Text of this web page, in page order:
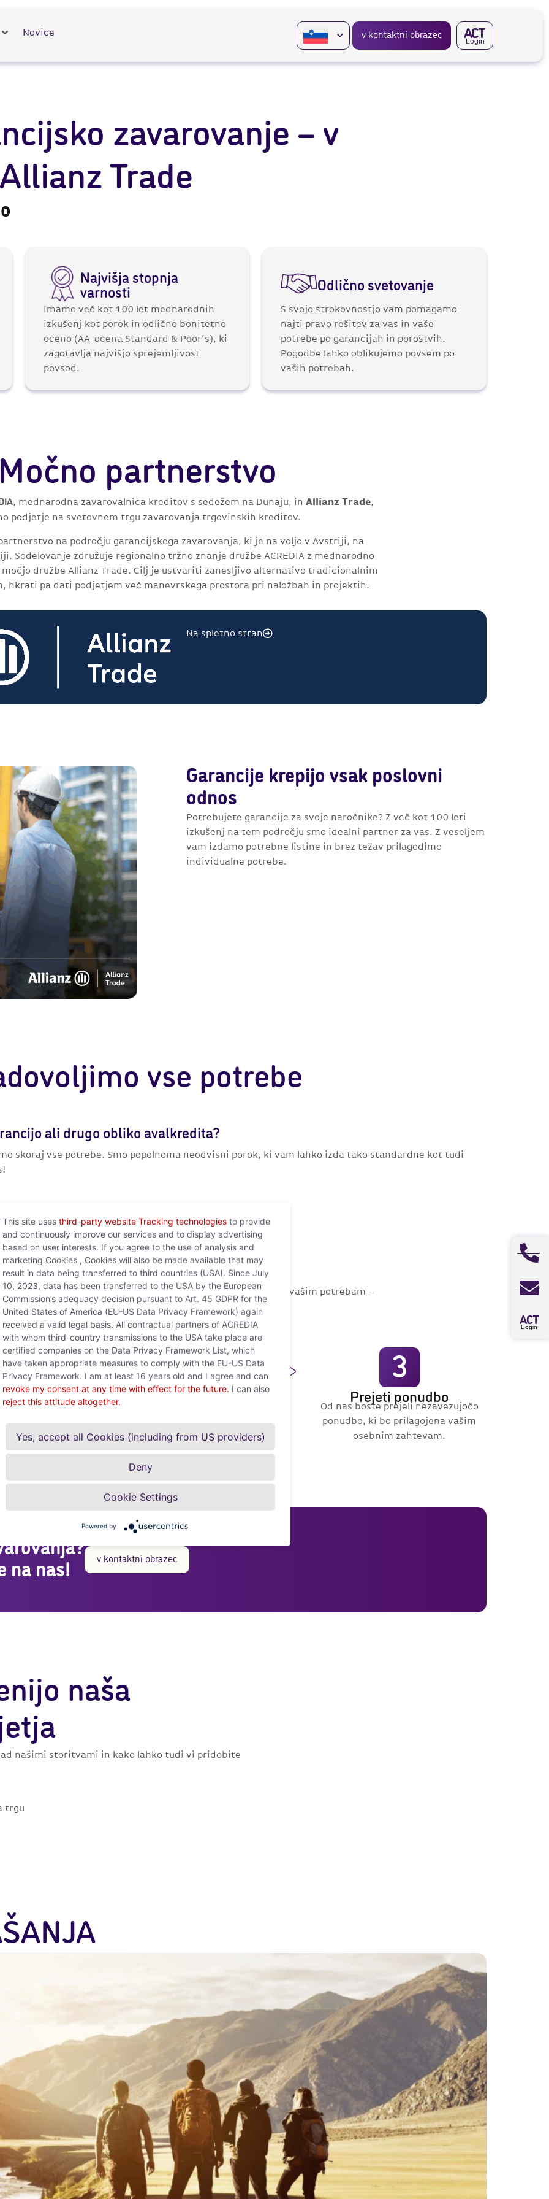
A CT
Login
Novice v kontaktni obrazec A CT
Login
zavarovanje – v
Trade
Najvišja stopnja
varnosti
Imamo več kot 100 let mednarodnih
izkušenj kot porok in odlično bonitetno
oceno (AA-ocena Standard & Poor’s), ki
zagotavlja najvišjo sprejemljivost
povsod.
Odlično svetovanje
S svojo strokovnostjo vam pomagamo
najti pravo rešitev za vas in vaše
potrebe po garancijah in poroštvih.
Pogodbe lahko oblikujemo povsem po
vaših potrebah.
partnerstvo
, mednarodna zavarovalnica kreditov s sedežem na Dunaju, in Allianz Trade,
podjetje na svetovnem trgu zavarovanja trgovinskih kreditov.
na področju garancijskega zavarovanja, ki je na voljo v Avstriji, na
Sodelovanje združuje regionalno tržno znanje družbe ACREDIA z mednarodno
družbe Allianz Trade. Cilj je ustvariti zanesljivo alternativo tradicionalnim
hkrati pa dati podjetjem več manevrskega prostora pri naložbah in projektih.
Na spletno stran
Garancije krepijo vsak poslovni
odnos
Potrebujete garancije za svoje naročnike? Z več kot 100 leti
izkušenj na tem področju smo idealni partner za vas. Z veseljem
vam izdamo potrebne listine in brez težav prilagodimo
individualne potrebe.
vse potrebe
ali drugo obliko avalkredita?
skoraj vse potrebe. Smo popolnoma neodvisni porok, ki vam lahko izda tako standardne kot tudi
To je rešitev za vas!
korakih lahko pridobite jamstvo, ki je natančno prilagojeno vašim potrebam –
tudi za velike ali mednarodne projekte.
2
Osebni pogovor
O vaših potrebah in naših rešitvah
se bomo pogovorili na osebnem
posvetu.
3
Prejeti ponudbo
Od nas boste prejeli nezavezujočo
ponudbo, ki bo prilagojena vašim
osebnim zahtevam.
na nas!
v kontaktni obrazec
naša
našimi storitvami in kako lahko tudi vi pridobite
trgu
This site uses third-party website Tracking technologies to provide
and continuously improve our services and to display advertising
based on user interests. If you agree to the use of analysis and
marketing Cookies , Cookies will also be made available that may
result in data being transferred to third countries (USA). Since July
10, 2023, data has been transferred to the USA by the European
Commission’s adequacy decision pursuant to Art. 45 GDPR for the
United States of America (EU-US Data Privacy Framework) again
received a valid legal basis. All contractual partners of ACREDIA
with whom third-country transmissions to the USA take place are
certified companies on the Data Privacy Framework List, which
have taken appropriate measures to comply with the EU-US Data
Privacy Framework. I am at least 16 years old and I agree and can
revoke my consent at any time with effect for the future. I can also
reject this attitude altogether.
Yes, accept all Cookies (including from US providers)
Deny
Cookie Settings
Powered by